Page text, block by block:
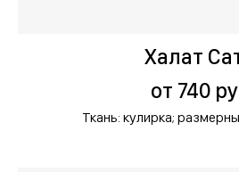
Халат
от 740
Ткань: кулирка;